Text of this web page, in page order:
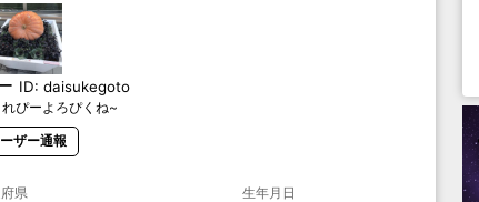
ID: daisukegoto
ぴーよろぴくね~
ザー通報
県
生年月日